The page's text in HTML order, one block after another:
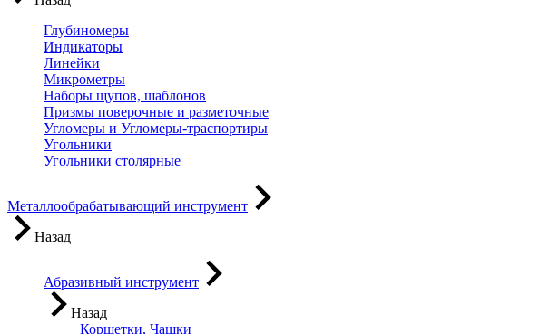
Глубиномеры
Индикаторы
Линейки
Микрометры
Наборы щупов, шаблонов
Призмы поверочные и разметочные
Угломеры и Угломеры-траспортиры
Угольники
Угольники столярные
Металлообрабатывающий инструмент
Назад
Абразивный инструмент
Назад
Корщетки, Чашки